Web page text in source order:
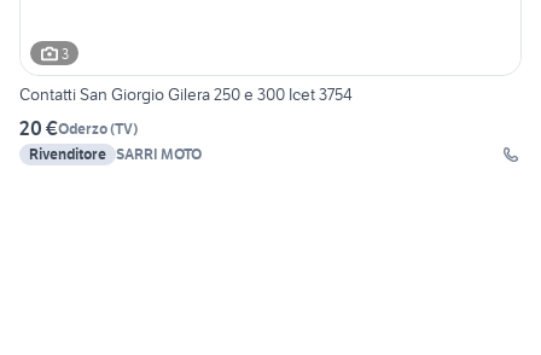
3
Contatti San Giorgio Gilera 250 e 300 Icet 3754
20 €Oderzo(TV)
Rivenditore SARRI MOTO